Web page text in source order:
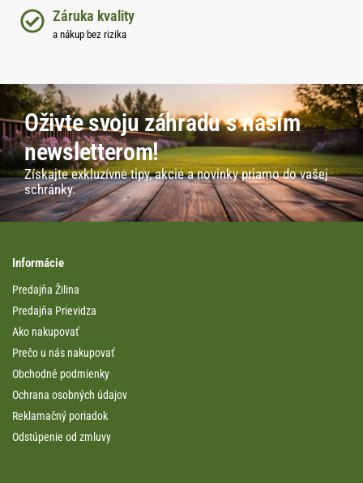
Záruka kvality
a nákup bez rizika
Oživte svoju záhradu s naším
newsletterom!
Získajte exkluzívne tipy, akcie a novinky priamo do vašej
schránky.
Informácie
Predajňa Žilina
Predajňa Prievidza
Ako nakupovať
Prečo u nás nakupovať
Obchodné podmienky
Ochrana osobných údajov
Reklamačný poriadok
Odstúpenie od zmluvy